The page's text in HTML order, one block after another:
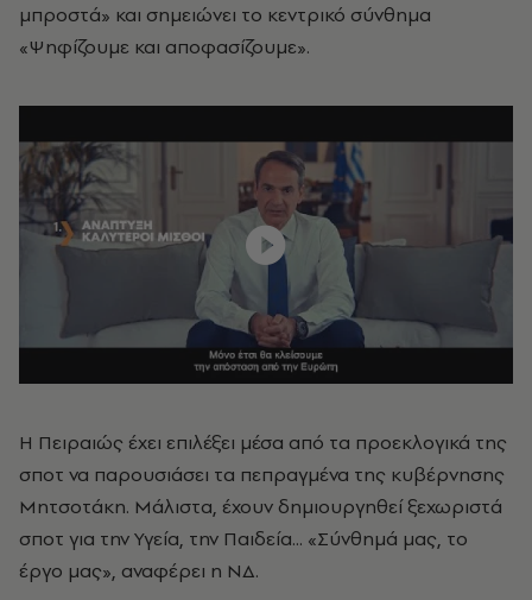
μπροστά» και σημειώνει το κεντρικό σύνθημα
«Ψηφίζουμε και αποφασίζουμε».
Η Πειραιώς έχει επιλέξει μέσα από τα προεκλογικά της
σποτ να παρουσιάσει τα πεπραγμένα της κυβέρνησης
Μητσοτάκη. Μάλιστα, έχουν δημιουργηθεί ξεχωριστά
σποτ για την Υγεία, την Παιδεία... «Σύνθημά μας, το
έργο μας», αναφέρει η ΝΔ.